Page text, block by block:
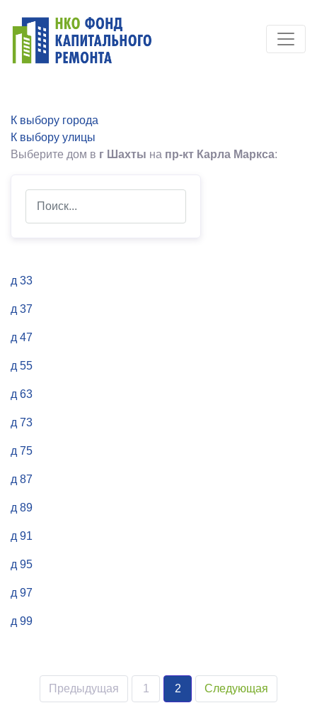
К выбору города
К выбору улицы
Выберите дом в г Шахты на пр-кт Карла Маркса:
д 33
д 37
д 47
д 55
д 63
д 73
д 75
д 87
д 89
д 91
д 95
д 97
д 99
Предыдущая 1 2 Следующая